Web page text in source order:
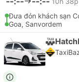
Đưa đón khách sạn
Goa, Sanvordem